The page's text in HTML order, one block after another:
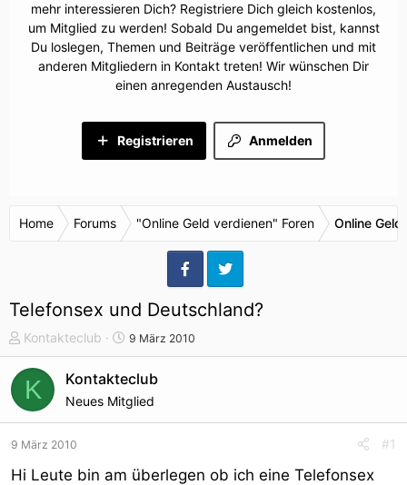
mehr interessieren Dich? Registriere Dich gleich kostenlos,
um Mitglied zu werden! Sobald Du angemeldet bist, kannst
Du loslegen, Themen und Beiträge veröffentlichen und mit
anderen Mitgliedern in Kontakt treten! Wir wünschen Dir
einen anregenden Austausch!
Anmelden
Registrieren
Home Forums "Online Geld verdienen" Foren Online
Telefonsex und Deutschland?
T
h
e
m
e
s
t
Kontakteclub
S
t
a
t
9 März 2010
K Kontakteclub
Neues Mitglied
9 März 2010 #1
Hi Leute bin am überlegen ob ich eine Telefonsex